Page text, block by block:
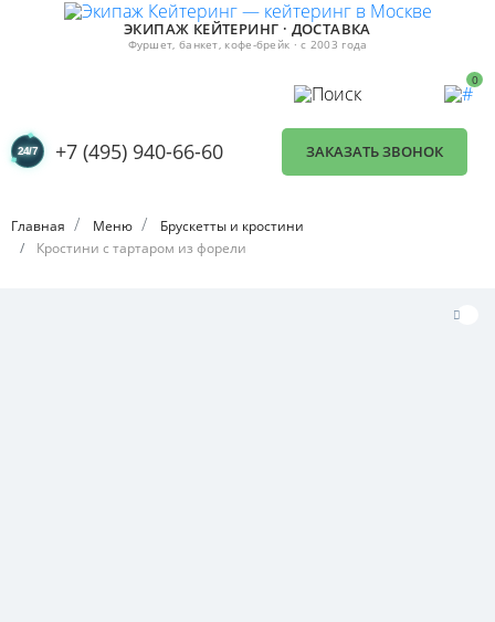
ЭКИПАЖ КЕЙТЕРИНГ · ДОСТАВКА
Фуршет, банкет, кофе-брейк · с 2003 года
0
+7 (495) 940-66-60 ЗАКАЗАТЬ ЗВОНОК
Главная Меню
Брускетты и кростини
Кростини с тартаром из форели